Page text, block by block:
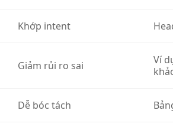
Khớp intent
Giảm rủi ro sai
Ví
Dễ bóc tách